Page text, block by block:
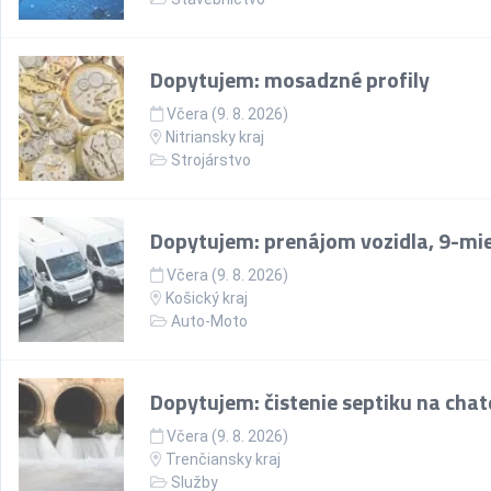
Dopytujem: mosadzné profily
Včera (9. 8. 2026)
Nitriansky kraj
Strojárstvo
Dopytujem: prenájom vozidla, 9-
Včera (9. 8. 2026)
Košický kraj
Auto-Moto
Dopytujem: čistenie septiku na
Včera (9. 8. 2026)
Trenčiansky kraj
Služby